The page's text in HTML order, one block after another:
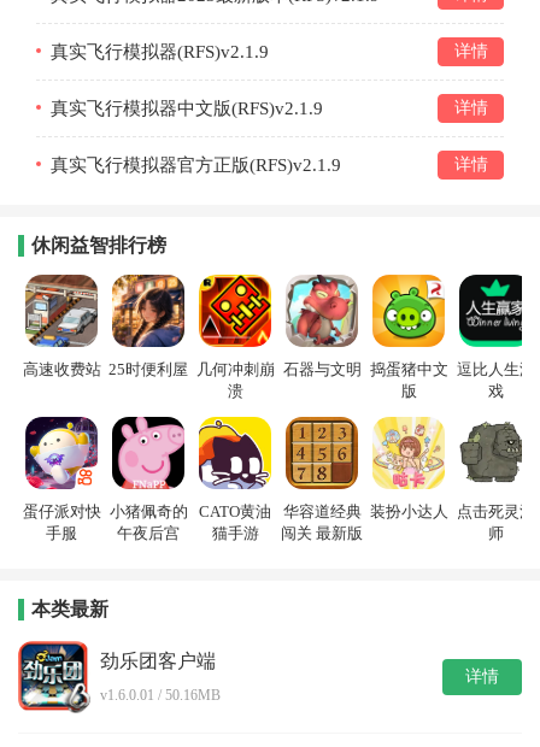
真实飞行模拟器(RFS)v2.1.9 详情
真实飞行模拟器中文版(RFS)v2.1.9 详情
真实飞行模拟器官方正版(RFS)v2.1.9 详情
休闲益智排行榜
高速收费站 25时便利屋
几何冲刺崩
溃
石器与文明 捣蛋猪中文
版
逗比人生游
戏
蛋仔派对快
手服
小猪佩奇的
午夜后宫
CATO黄油
猫手游
华容道经典
闯关 最新版
装扮小达人
点击死灵法
师
本类最新
劲乐团客户端
v1.6.0.01 / 50.16MB
详情